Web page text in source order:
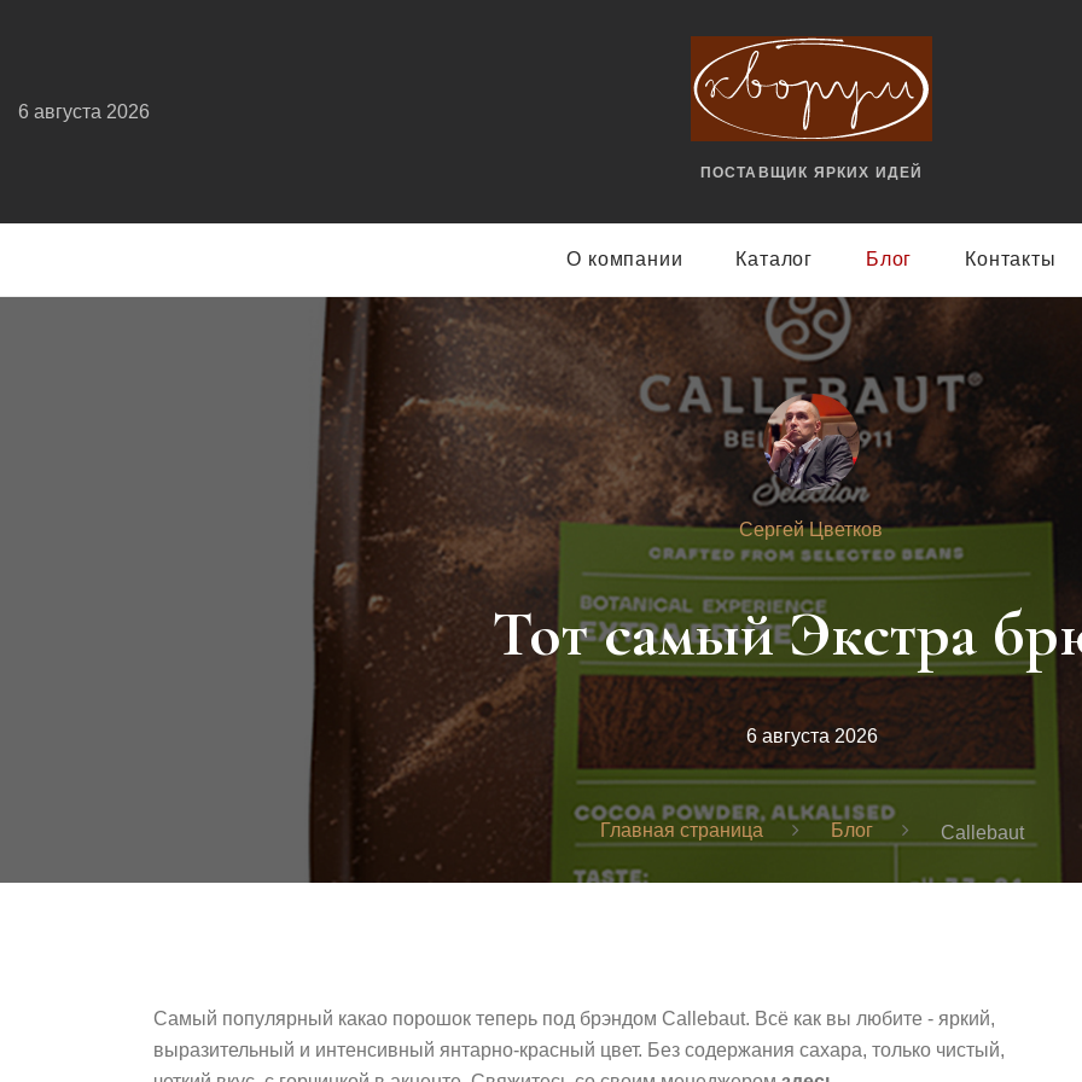
ПОСТАВЩИК ЯРКИX ИДЕЙ
6 августа 2026
О компании Каталог Блог Контакты
Сергей Цветков
Тот самый Экстра
6 августа 2026
Главная страница Блог Callebaut
Самый популярный какао порошок теперь под брэндом Callebaut. Всё как вы любите - яркий,
выразительный и интенсивный янтарно-красный цвет. Без содержания сахара, только чистый,